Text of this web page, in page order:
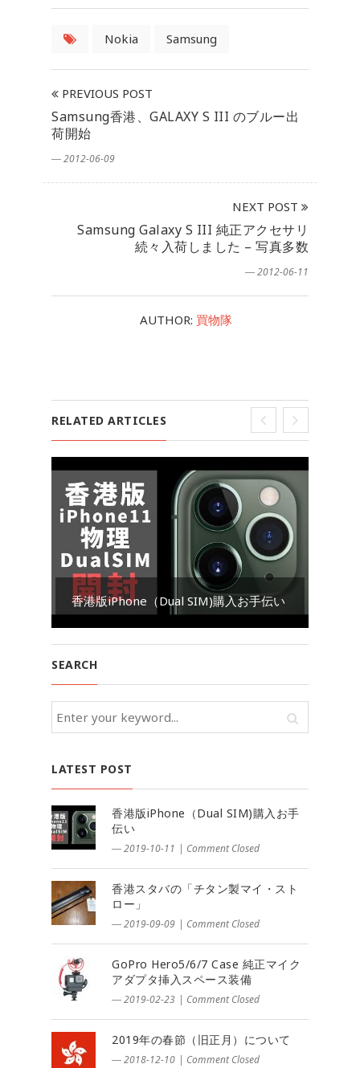
Nokia Samsung
PREVIOUS POST
Samsung香港、GALAXY S III のブルー出
荷開始
― 2012-06-09
NEXT POST
Samsung Galaxy S III 純正アクセサリ
続々入荷しました – 写真多数
― 2012-06-11
AUTHOR: 買物隊
RELATED ARTICLES
香港版iPhone（Dual SIM)購入お手伝い
SEARCH
LATEST POST
香港版iPhone（Dual SIM)購入お手
伝い
― 2019-10-11 | Comment Closed
香港スタバの「チタン製マイ・スト
ロー」
― 2019-09-09 | Comment Closed
GoPro Hero5/6/7 Case 純正マイク
アダプタ挿入スペース装備
― 2019-02-23 | Comment Closed
2019年の春節（旧正月）について
― 2018-12-10 | Comment Closed